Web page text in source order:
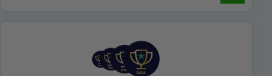
was:
€ 609,00.
is: